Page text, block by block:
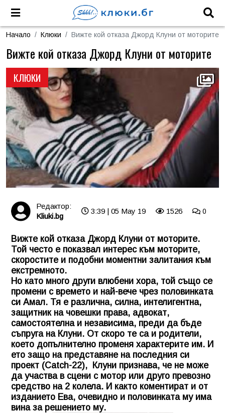
Начало Клюки Вижте кой отказа Джорд Клуни от моторите
КЛЮКИ
Вижте кой отказа Джорд Клуни от моторите
Редактор:
Kliuki.bg
3:39 | 05 May 19 1526 0
Вижте кой отказа Джорд Клуни от моторите.
Той често е показвал интерес към моторите,
скоростите и подобни моментни залитания към
екстремното.
Но като много други влюбени хора, той също се
промени с времето и най-вече чрез половинката
си Амал. Тя е различна, силна, интелигентна,
защитник на човешки права, адвокат,
самостоятелна и независима, преди да бъде
съпруга на Клуни. От скоро те са и родители,
което допълнително променя характерите им. И
ето защо на представяне на последния си
проект (Catch-22), Клуни признава, че не може
да участва в сцени с мотор или друго превозно
средство на 2 колела. И както коментират и от
изданието Ева, очевидно и половинката му има
вина за решението му.